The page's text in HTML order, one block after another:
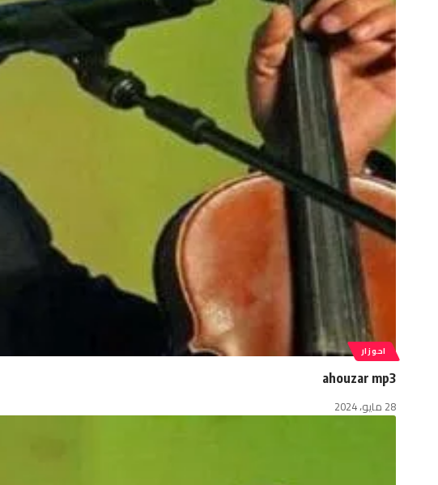
احوزار
ahouzar mp3
28 مايو، 2024